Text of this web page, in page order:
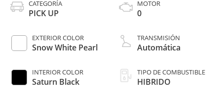
CATEGORÍA
PICK UP
EXTERIOR COLOR
Snow White Pearl
INTERIOR COLOR
Saturn Black
MOTOR
0
TRANSMISIÓN
Automática
TIPO DE COMBUSTIBLE
HIBRIDO